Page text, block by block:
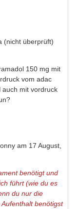
(nicht überprüft)
150 mg mit
vom adac
auch mit vordruck
am 17 August,
benötigt und
führt (wie du es
du nur die
benötigst